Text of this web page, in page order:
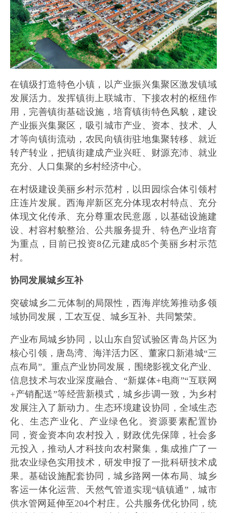
在镇级打造特色小镇，以产业振兴集聚区激发镇域
发展活力。发挥镇街上联城市、下接农村的枢纽作
用，完善镇街基础设施，培育镇街特色风貌，建设
产业振兴集聚区，吸引城市产业、资本、技术、人
才等向镇街流动，农民向镇街驻地集聚转移、就近
转产转业，把镇街建成产业兴旺、财源充沛、就业
充分、人口集聚的乡村经济中心。
在村级建设美丽乡村示范村，以田园综合体引领村
庄连片发展。西海岸新区充分体现农村特点、充分
体现文化传承、充分尊重农民意愿，以基础设施建
设、村容村貌整治、公共服务提升、特色产业培育
为重点，目前已投资8亿元建成85个美丽乡村示范
村。
协同发展城乡互补
突破城乡二元体制的局限性，西海岸统筹推动多领
域协同发展，工农互促、城乡互补、共同繁荣。
产业布局城乡协同，以山东自贸试验区青岛片区为
核心引领，唐岛湾、海洋活力区、董家口新港城“三
点布局”。重点产业协同发展，围绕影视文化产业、
信息技术与农业深度融合、“新媒体+电商”“互联网
+产销配送”等经营新模式，城乡步调一致，为乡村
发展注入了新动力。生态环境建设协同，全域生态
化、生态产业化、产业绿色化。资源要素配置协
同，资金资本向农村投入，财政优先保障，社会多
元投入，推动人才科技向农村聚集，集成推广了一
批农业绿色实用技术，研发申报了一批科研技术成
果。基础设施配套协同，城乡路网一体布局、城乡
客运一体化运营、天然气管道实现“镇镇通”，城市
供水管网延伸至204个村庄。公共服务优化协同，统